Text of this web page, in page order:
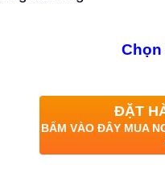
Chọn
ĐẶT
BẤM VÀO ĐÂY MUA